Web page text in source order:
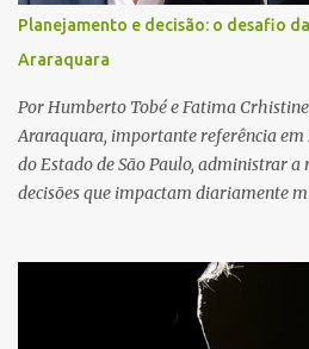
da Unidade de Suporte Avançado
Fonte: São Carlos Agora
Planejamento e decisão: o desafio
Araraquara
Por Humberto Tobé e Fatima
Araraquara, importante referência em
do Estado de São Paulo, administrar
decisões que impactam diariamente
município, mas também de diversas
ampliando significativamente a
o Sistema Único de Saúde (SUS). Nos